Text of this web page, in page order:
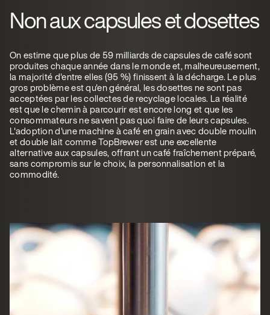
Non aux capsules et dosettes
On estime que plus de 59 milliards de capsules de café sont
produites chaque année dans le monde et, malheureusement,
la majorité d'entre elles (95 %) finissent à la décharge. Le plus
gros problème est qu'en général, les dosettes ne sont pas
acceptées par les collectes de recyclage locales. La réalité
est que le chemin à parcourir est encore long et que les
consommateurs ne savent pas quoi faire de leurs capsules.
L'adoption d'une machine à café en grain avec double moulin
et double lait comme TopBrewer est une excellente
alternative aux capsules, offrant un café fraîchement préparé,
sans compromis sur le choix, la personnalisation et la
commodité.